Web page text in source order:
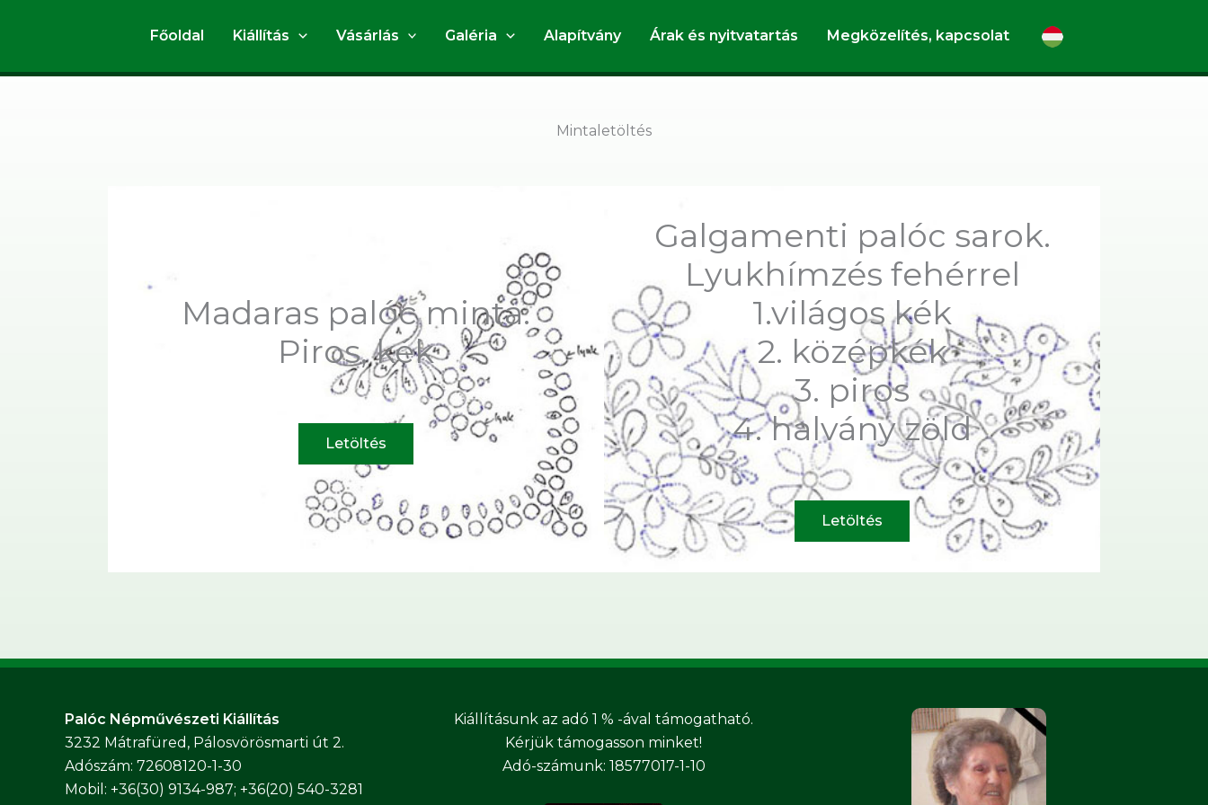
Főoldal Kiállítás Vásárlás Galéria Alapítvány Árak és nyitvatartás Megközelítés, kapcsolat
Mintaletöltés
Madaras palóc minta.
Piros, kék
Letöltés
Galgamenti palóc sarok.
Lyukhímzés fehérrel
1.világos kék
2. középkék
3. piros
4. halvány zöld
Letöltés
Palóc Népművészeti Kiállítás
3232 Mátrafüred, Pálosvörösmarti út 2.
Adószám: 72608120-1-30
Mobil: +36(30) 9134-987; +36(20) 540-3281
Kiállításunk az adó 1 % -ával támogatható.
Kérjük támogasson minket!
Adó-számunk: 18577017-1-10